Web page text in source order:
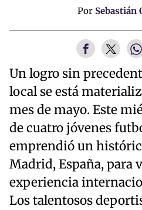
Por Sebastián
Un logro sin
local se está
mes de mayo. Este
de cuatro jóvenes
emprendió un
Madrid, España, para
experiencia
Los talentosos